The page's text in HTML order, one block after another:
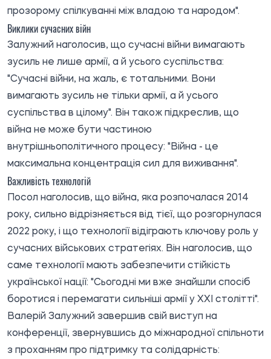
прозорому спілкуванні між владою та народом".
Виклики сучасних війн
Залужний наголосив, що сучасні війни вимагають
зусиль не лише армії, а й усього суспільства:
"Сучасні війни, на жаль, є тотальними. Вони
вимагають зусиль не тільки армії, а й усього
суспільства в цілому". Він також підкреслив, що
війна не може бути частиною
внутрішньополітичного процесу: "Війна - це
максимальна концентрація сил для виживання".
Важливість технологій
Посол наголосив, що війна, яка розпочалася 2014
року, сильно відрізняється від тієї, що розгорнулася
2022 року, і що технології відіграють ключову роль у
сучасних військових стратегіях. Він наголосив, що
саме технології мають забезпечити стійкість
української нації: "Сьогодні ми вже знайшли спосіб
боротися і перемагати сильніші армії у XXI столітті".
Валерій Залужний завершив свій виступ на
конференції, звернувшись до міжнародної спільноти
з проханням про підтримку та солідарність: